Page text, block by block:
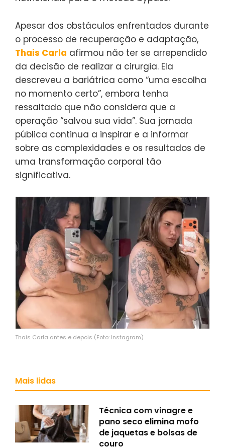
Apesar dos obstáculos enfrentados durante
o processo de recuperação e adaptação,
Thais Carla afirmou não ter se arrependido
da decisão de realizar a cirurgia. Ela
descreveu a bariátrica como “uma escolha
no momento certo”, embora tenha
ressaltado que não considera que a
operação “salvou sua vida”. Sua jornada
pública continua a inspirar e a informar
sobre as complexidades e os resultados de
uma transformação corporal tão
significativa.
Thais Carla antes e depois (Foto: Instagram)
Mais lidas
Técnica com vinagre e
pano seco elimina mofo
de jaquetas e bolsas de
couro